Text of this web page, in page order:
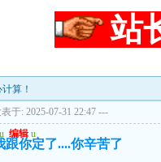
站
算！
于: 2025-07-31 22:47 ---
u 编辑 u
跟你定了....你辛苦了